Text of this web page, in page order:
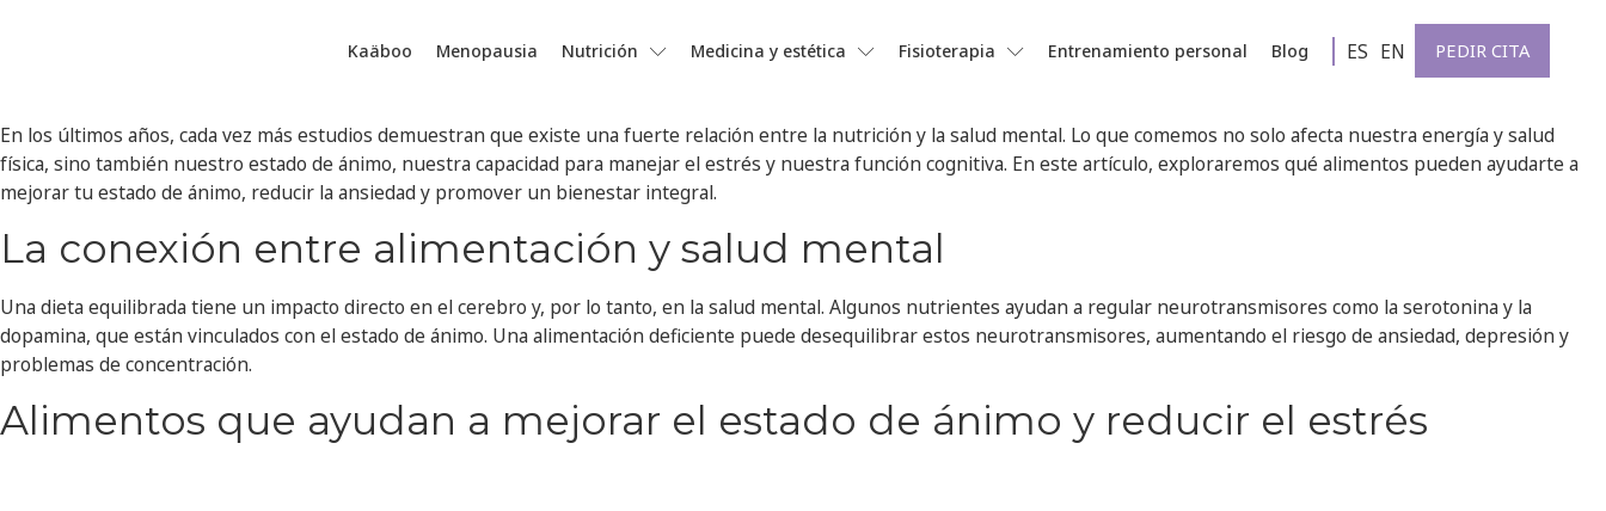
Kaäboo Menopausia Nutrición Medicina y estética Fisioterapia Entrenamiento personal Blog ES EN PEDIR CITA
En los últimos años, cada vez más estudios demuestran que existe una fuerte relación entre la nutrición y la salud mental. Lo que comemos no solo afecta nuestra energía y salud
física, sino también nuestro estado de ánimo, nuestra capacidad para manejar el estrés y nuestra función cognitiva. En este artículo, exploraremos qué alimentos pueden ayudarte a
mejorar tu estado de ánimo, reducir la ansiedad y promover un bienestar integral.
La conexión entre alimentación y salud mental
Una dieta equilibrada tiene un impacto directo en el cerebro y, por lo tanto, en la salud mental. Algunos nutrientes ayudan a regular neurotransmisores como la serotonina y la
dopamina, que están vinculados con el estado de ánimo. Una alimentación deficiente puede desequilibrar estos neurotransmisores, aumentando el riesgo de ansiedad, depresión y
problemas de concentración.
Alimentos que ayudan a mejorar el estado de ánimo y reducir el estrés